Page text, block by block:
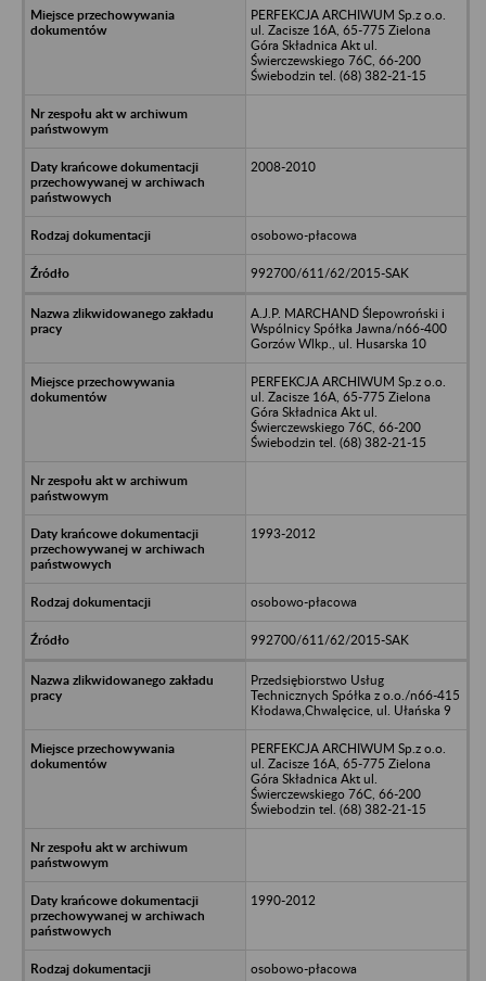
PERFEKCJA ARCHIWUM Sp.z o.o.
ul. Zacisze 16A, 65-775 Zielona
Góra Składnica Akt ul.
Świerczewskiego 76C, 66-200
Świebodzin tel. (68) 382-21-15
2008-2010
osobowo-płacowa
992700/611/62/2015-SAK
A.J.P. MARCHAND Ślepowroński i
Wspólnicy Spółka Jawna/n66-400
Gorzów Wlkp., ul. Husarska 10
PERFEKCJA ARCHIWUM Sp.z o.o.
ul. Zacisze 16A, 65-775 Zielona
Góra Składnica Akt ul.
Świerczewskiego 76C, 66-200
Świebodzin tel. (68) 382-21-15
1993-2012
osobowo-płacowa
992700/611/62/2015-SAK
Przedsiębiorstwo Usług
Technicznych Spółka z o.o./n66-415
Kłodawa,Chwalęcice, ul. Ułańska 9
PERFEKCJA ARCHIWUM Sp.z o.o.
ul. Zacisze 16A, 65-775 Zielona
Góra Składnica Akt ul.
Świerczewskiego 76C, 66-200
Świebodzin tel. (68) 382-21-15
1990-2012
osobowo-płacowa